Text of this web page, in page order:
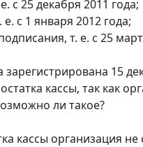
с 25 декабря 2011 года;
с 1 января 2012 года;
т. е. с 25
15
кассы, так как
ли такое?
кассы организация